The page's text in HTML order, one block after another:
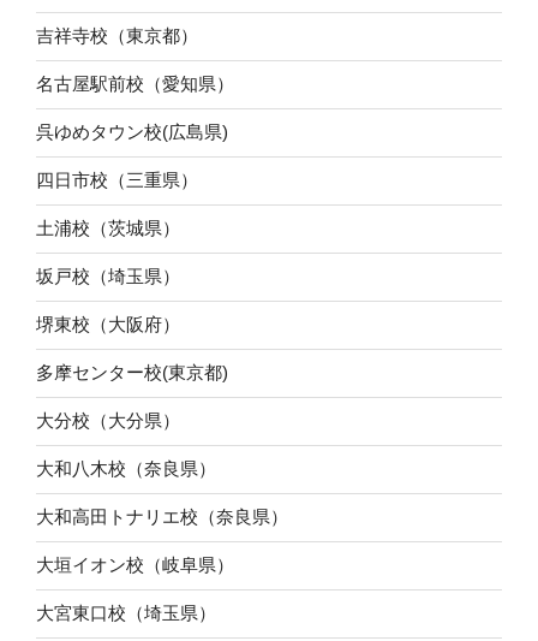
吉祥寺校（東京都）
名古屋駅前校（愛知県）
呉ゆめタウン校(広島県)
四日市校（三重県）
土浦校（茨城県）
坂戸校（埼玉県）
堺東校（大阪府）
多摩センター校(東京都)
大分校（大分県）
大和八木校（奈良県）
大和高田トナリエ校（奈良県）
大垣イオン校（岐阜県）
大宮東口校（埼玉県）